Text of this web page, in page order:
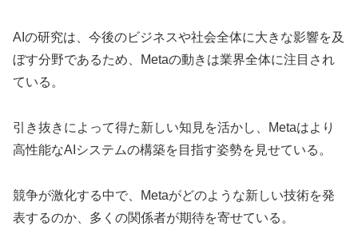
AIの研究は、今後のビジネスや社会全体に大きな影響を及
ぼす分野であるため、Metaの動きは業界全体に注目され
ている。
引き抜きによって得た新しい知見を活かし、Metaはより
高性能なAIシステムの構築を目指す姿勢を見せている。
競争が激化する中で、Metaがどのような新しい技術を発
表するのか、多くの関係者が期待を寄せている。